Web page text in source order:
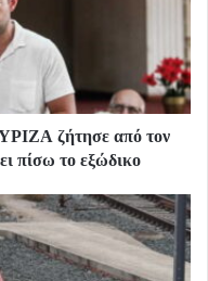
ζήτησε από τον
πίσω το εξώδικο